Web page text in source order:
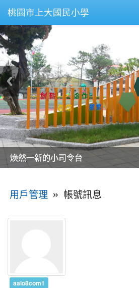
桃園市上大國民小學
美麗的操場是我們活力的來源
美麗的操場是我們活力的來源
煥然一新的小司令台
煥然一新的小司令台
富含桃園埤塘田園風光意象的中廊
富含桃園埤塘田園風光意象的中廊
嶄新的中庭廣場
嶄新的中庭廣場
水生池生生不息
水生池生生不息
用戶管理 » 帳號訊息
aalo8com1